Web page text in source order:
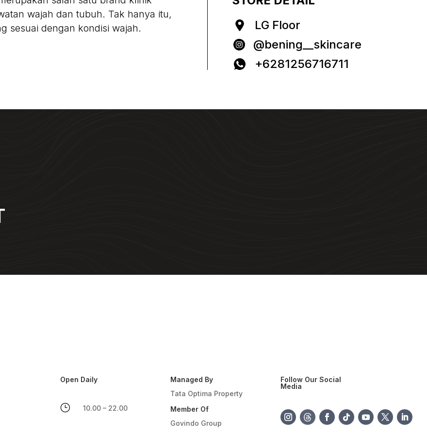
wajah dan tubuh. Tak hanya itu,
sesuai dengan kondisi wajah.
LG Floor
@bening__skincare
+6281256716711
Open Daily
} 10.00 – 22.00
Managed By
Tata Optima Property
Member Of
Govindo Group
Follow Our Social
Media